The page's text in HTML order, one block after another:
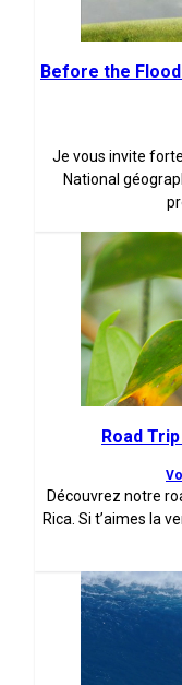
Before the
Je vous invite
National
Road
Découvrez notre
Rica. Si t’aimes la